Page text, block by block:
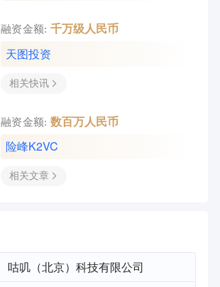
融资金额: 千万级人民币
天图投资
相关快讯
融资金额: 数百万人民币
险峰K2VC
相关文章
咕叽（北京）科技有限公司